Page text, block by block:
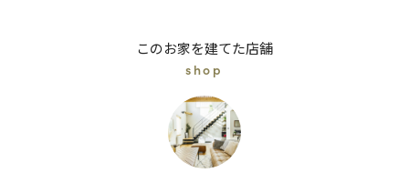
このお家を建てた店舗
shop